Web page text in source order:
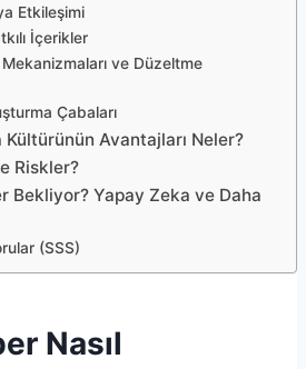
Etkileşimi
İçerikler
ve Düzeltme
Çabaları
Kültürünün Avantajları Neler?
Riskler?
Bekliyor? Yapay Zeka ve Daha
(SSS)
Nasıl